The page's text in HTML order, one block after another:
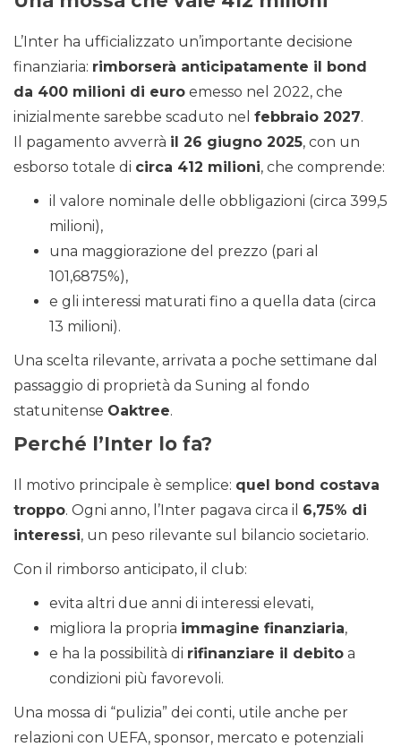
L’Inter ha ufficializzato un’importante decisione
finanziaria: rimborserà anticipatamente il bond
da 400 milioni di euro emesso nel 2022, che
inizialmente sarebbe scaduto nel febbraio 2027.
Il pagamento avverrà il 26 giugno 2025, con un
esborso totale di circa 412 milioni, che comprende:
il valore nominale delle obbligazioni (circa 399,5
milioni),
una maggiorazione del prezzo (pari al
101,6875%),
e gli interessi maturati fino a quella data (circa
13 milioni).
Una scelta rilevante, arrivata a poche settimane dal
passaggio di proprietà da Suning al fondo
statunitense Oaktree.
Perché l’Inter lo fa?
Il motivo principale è semplice: quel bond costava
troppo. Ogni anno, l’Inter pagava circa il 6,75% di
interessi, un peso rilevante sul bilancio societario.
Con il rimborso anticipato, il club:
evita altri due anni di interessi elevati,
migliora la propria immagine finanziaria,
e ha la possibilità di rifinanziare il debito a
condizioni più favorevoli.
Una mossa di “pulizia” dei conti, utile anche per
relazioni con UEFA, sponsor, mercato e potenziali